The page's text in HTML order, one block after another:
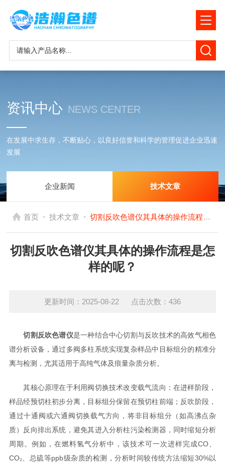
资讯中心 NEWS CENTER
在发展中求生存，不断贴心，以良好信誉和科学的管理促进企业迅速
发展
企业新闻 技术文章
首页 - 技术文章 - 切割反吹色谱仪其具体的操作流程是怎样的呢？
切割反吹色谱仪其具体的操作流程是怎
样的呢？
更新时间：2025-08-22 点击次数：436
切割反吹色谱仪是一种结合中心切割与反吹技术的高效气相色
谱分析设备，通过多阀多柱系统实现复杂样品中目标组分的精准分
离与检测，尤其适用于高纯气体及痕量杂质分析。
其核心原理在于利用阀切换技术改变载气流向：在进样阶段，
样品经预切柱初步分离，目标组分保留在预切柱前端；反吹阶段，
通过十通阀或六通阀切换载气方向，将非目标组分（如高沸点杂
质）反向排出系统，避免其进入分析柱污染检测器，同时缩短分析
周期。例如，在燃料氢气分析中，该技术可一次进样完成CO、
CO₂、总硫等ppb级杂质的检测，分析时间较传统方法缩短30%以